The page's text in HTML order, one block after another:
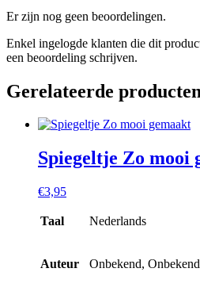
Er zijn nog geen beoordelingen.
Enkel ingelogde klanten die dit
een beoordeling schrijven.
Gerelateerde producten
Spiegeltje Zo mooi
€3,95
Taal Nederlands
Auteur Onbekend, Onbekend